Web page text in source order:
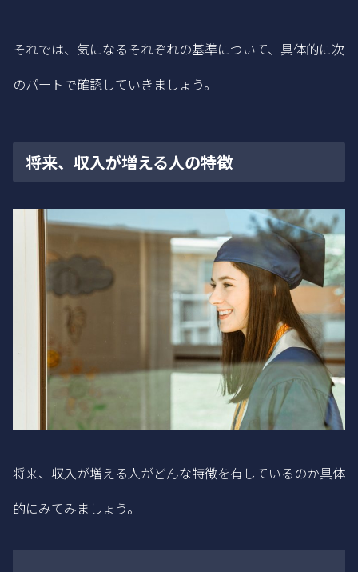
それでは、気になるそれぞれの基準について、具体的に次
のパートで確認していきましょう。
将来、収入が増える人の特徴
将来、収入が増える人がどんな特徴を有しているのか具体
的にみてみましょう。